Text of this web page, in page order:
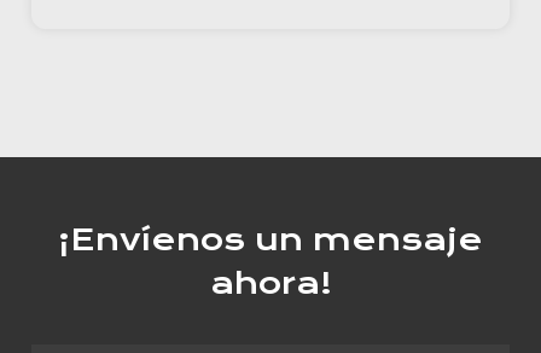
¡Envíenos un mensaje
ahora!